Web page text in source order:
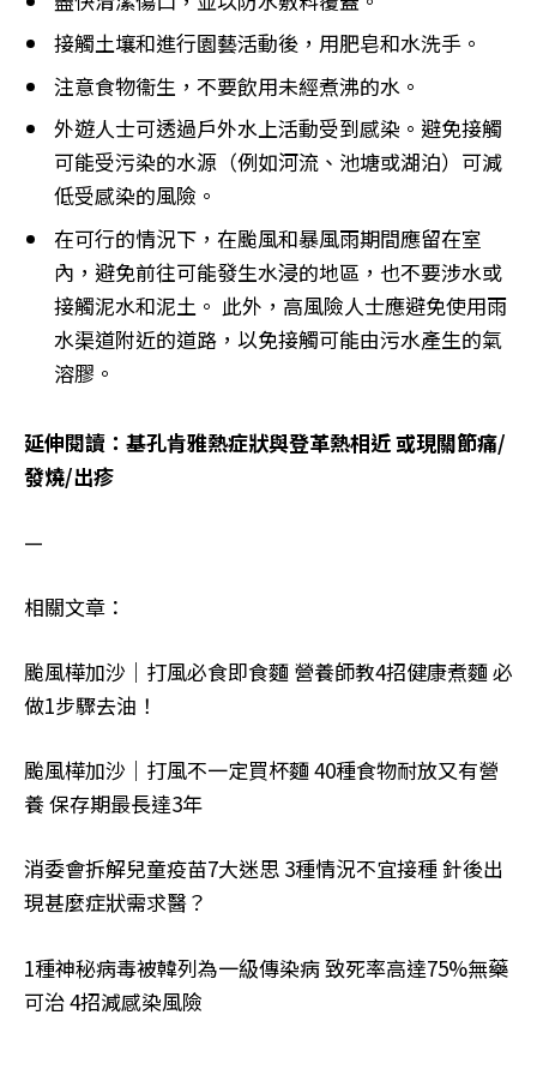
接觸土壤和進行園藝活動後，用肥皂和水洗手。
注意食物衞生，不要飲用未經煮沸的水。
外遊人士可透過戶外水上活動受到感染。避免接觸
可能受污染的水源（例如河流、池塘或湖泊）可減
低受感染的風險。
在可行的情況下，在颱風和暴風雨期間應留在室
內，避免前往可能發生水浸的地區，也不要涉水或
接觸泥水和泥土。 此外，高風險人士應避免使用雨
水渠道附近的道路，以免接觸可能由污水產生的氣
溶膠。
延伸閱讀：基孔肯雅熱症狀與登革熱相近 或現關節痛/
發燒/出疹
—
相關文章：
颱風樺加沙｜打風必食即食麵 營養師教4招健康煮麵 必
做1步驟去油！
颱風樺加沙｜打風不一定買杯麵 40種食物耐放又有營
養 保存期最長達3年
消委會拆解兒童疫苗7大迷思 3種情況不宜接種 針後出
現甚麼症狀需求醫？
1種神秘病毒被韓列為一級傳染病 致死率高達75%無藥
可治 4招減感染風險